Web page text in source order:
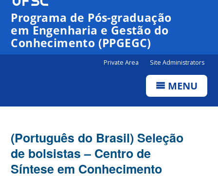
Canais
Programa de Pós-graduação
em Engenharia e Gestão do
Conhecimento (PPGEGC)
Private Area Site Administrators
MENU
(Português do Brasil) Seleção
de bolsistas – Centro de
Síntese em Conhecimento